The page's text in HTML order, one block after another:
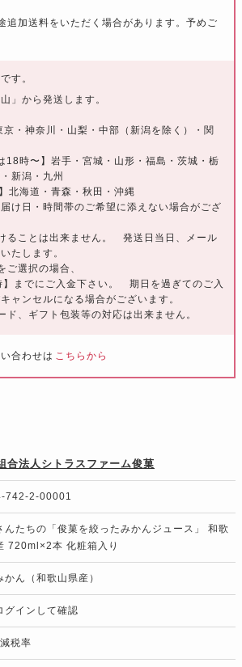
追加送料をいただく場合があります。予めご
す。
」から発送します。
京・神奈川・山梨・中部（新潟を除く）・関
18時〜】岩手・宮城・山形・福島・茨城・栃
新潟・九州
北海道・青森・秋田・沖縄
け日・時間帯のご希望に添えない場合がござ
ることは出来ません。 発送日当日、メール
たします。
ご選択の場合、
】までにご入金下さい。 期日を過ぎてのご入
ャンセルになる場合がございます。
ド、ギフト包装等の対応は出来ません。
合わせは こちらから
合法人シトラスファーム俊菓
742-2-00001
んたちの「俊菓を絞ったみかんジュース」 和歌
720ml×2本 化粧箱入り
かん（和歌山県産）
グインして確認
税率